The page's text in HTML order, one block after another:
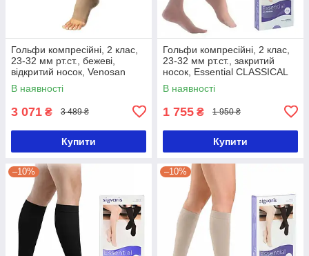
Гольфи компресійні, 2 клас,
23-32 мм рт.ст., бежеві,
відкритий носок, Venosan
5002 AD-1-Удлиненная
В наявності
3 071 ₴ 3 489 ₴
Купити
Гольфи компресійні, 2 клас,
23-32 мм рт.ст., закритий
носок, Essential CLASSICAL
Plus, Sigvaris-Удлиненная
В наявності
1 755 ₴ 1 950 ₴
Купити
–10% –10%